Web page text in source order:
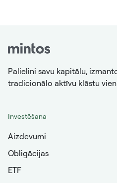
Palielini savu kapitālu,
tradicionālo aktīvu klāstu
Investēšana
Aizdevumi
Obligācijas
ETF